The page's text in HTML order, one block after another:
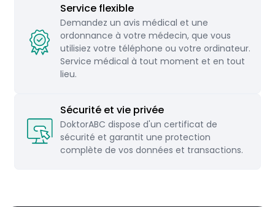
médicaments prescrits à titre privé ne sont pas
remboursés par les compagnies d'assurance
maladie.
Pour plus d'informations, consultez la rubrique
FAQ (Foire aux questions).
Service flexible
Demandez un avis médical et une
ordonnance à votre médecin, que vous
utilisiez votre téléphone ou votre ordinateur.
Service médical à tout moment et en tout
lieu.
Sécurité et vie privée
DoktorABC dispose d'un certificat de
sécurité et garantit une protection
complète de vos données et transactions.